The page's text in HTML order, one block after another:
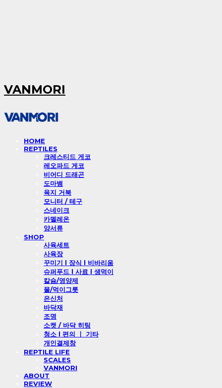
VANMORI
HOME
REPTILES
크레스티드 게코
레오파드 게코
비어디 드래곤
도마뱀
육지 거북
모니터 / 테구
스네이크
카멜레온
양서류
SHOP
사육세트
사육장
꾸미기 l 장식 l 비바리움
슈퍼푸드 l 사료 l 생먹이
칼슘/영양제
물/먹이그릇
은신처
바닥재
조명
소켓 / 바닥 히팅
청소 l 편의 ㅣ 기타
개인결제창
REPTILE LIFE
SCALES
VANMORI
ABOUT
REVIEW